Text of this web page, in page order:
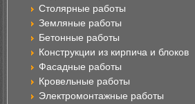
Столярные работы
Земляные работы
Бетонные работы
Конструкции из кирпича и блоков
Фасадные работы
Кровельные работы
Электромонтажные работы